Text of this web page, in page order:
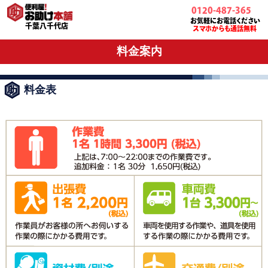
千葉八千代店
0120-487-365
お気軽にお電話ください
スマホからも通話無料
料金案内
料金表